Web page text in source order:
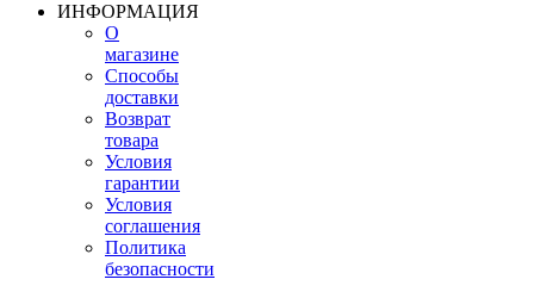
ИНФОРМАЦИЯ
О
магазине
Способы
доставки
Возврат
товара
Условия
гарантии
Условия
соглашения
Политика
безопасности